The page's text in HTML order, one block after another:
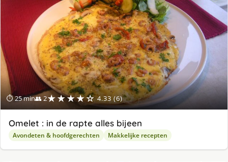
⏱ 25 min👥 2★★★★☆ 4.33 (6)
Omelet : in de rapte alles bijeen
Avondeten & hoofdgerechten Makkelijke recepten